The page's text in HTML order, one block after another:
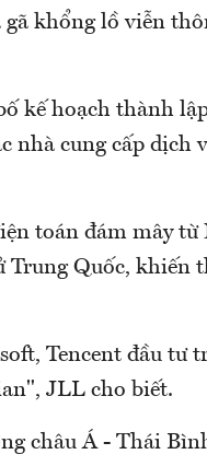
gã khổng lồ viễn
kế hoạch thành
nhà cung cấp dịch
toán đám mây từ
Quốc, khiến
Tencent đầu tư
JLL cho biết.
châu Á - Thái